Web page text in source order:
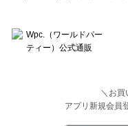
＼お買
アプリ新規会員